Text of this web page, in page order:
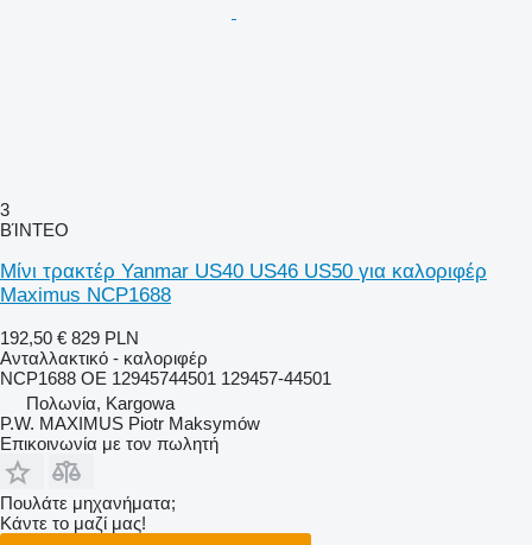
3
ΒΊΝΤΕΟ
Μίνι τρακτέρ Yanmar US40 US46 US50 για καλοριφέρ
Maximus NCP1688
192,50 € 829 PLN
Ανταλλακτικό - καλοριφέρ
NCP1688 OE 12945744501 129457-44501
Πολωνία, Kargowa
P.W. MAXIMUS Piotr Maksymów
Επικοινωνία με τον πωλητή
Πουλάτε μηχανήματα;
Κάντε το μαζί μας!